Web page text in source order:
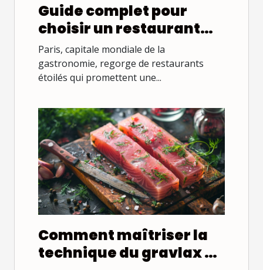
Guide complet pour
choisir un restaurant
étoilé à Paris
Paris, capitale mondiale de la
gastronomie, regorge de restaurants
étoilés qui promettent une...
Comment maîtriser la
technique du gravlax de